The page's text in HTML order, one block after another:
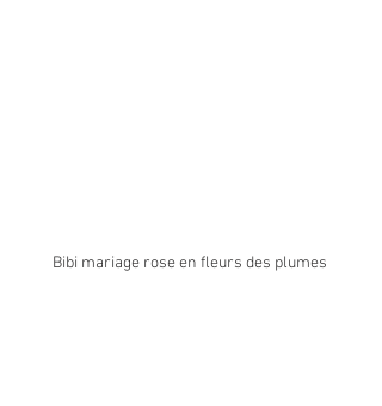
Bibi mariage rose en fleurs des plumes